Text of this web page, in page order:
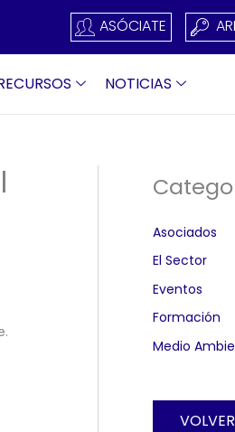
ASÓCIATE
NOTICIAS
Asociados
El Sector
Eventos
Formación
Medio